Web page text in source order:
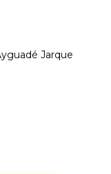
Jarque